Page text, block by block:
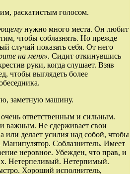
раскатистым голосом.
нужно много места. Он любит
чтобы соблазнять. Но прежде
случай показать себя. От него
на меня». Сидит откинувшись
руки, когда слушает. Взяв
чтобы выглядеть более
заметную машину.
очень ответственным и сильным.
важным. Не сдерживает свои
или делает усилия над собой, чтобы
Манипулятор. Соблазнитель. Имеет
неровное. Убежден, что прав, и
Нетерпеливый. Нетерпимый.
Хороший исполнитель,